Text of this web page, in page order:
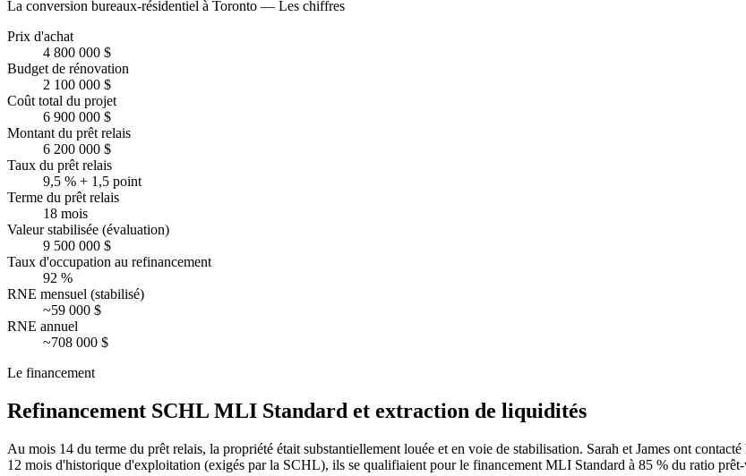
La conversion bureaux-résidentiel à Toronto — Les chiffres
Prix d'achat
4 800 000 $
Budget de rénovation
2 100 000 $
Coût total du projet
6 900 000 $
Montant du prêt relais
6 200 000 $
Taux du prêt relais
9,5 % + 1,5 point
Terme du prêt relais
18 mois
Valeur stabilisée (évaluation)
9 500 000 $
Taux d'occupation au refinancement
92 %
RNE mensuel (stabilisé)
~59 000 $
RNE annuel
~708 000 $
Le financement
Refinancement SCHL MLI Standard et extraction de liquidités
Au mois 14 du terme du prêt relais, la propriété était substantiellement louée et en voie de stabilisation. Sarah et James ont
12 mois d'historique d'exploitation (exigés par la SCHL), ils se qualifiaient pour le financement MLI Standard à 85 % du ratio